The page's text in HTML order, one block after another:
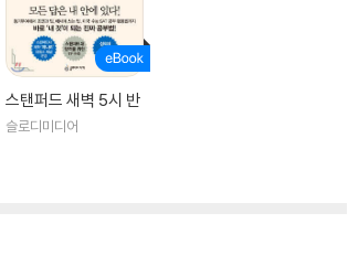
스탠퍼드 새벽 5시 반
슬로디미디어